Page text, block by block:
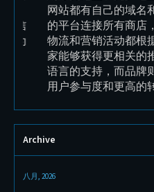
制造商。我们为品牌打
口号 “Get it Done”、专
化官网。品牌现已全面
国市场，并拥有明确的
Archive
八月, 2026